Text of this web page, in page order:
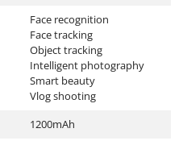
Face recognition
Face tracking
Object tracking
Intelligent photography
Smart beauty
Vlog shooting
1200mAh